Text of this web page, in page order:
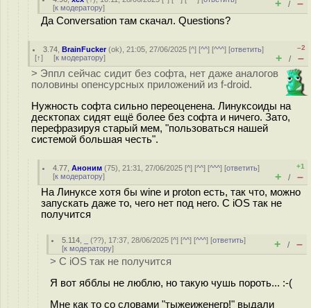
[к модератору] + / –
Да Conversation там скачал. Questions?
3.74 ,BrainFucker(ok), 21:05, 27/06/2025 [^] [^^] [^^^] [ответить]
[↑] [к модератору]
–2
+ / –
> Эппл сейчас сидит без софта, нет даже аналогов
половины опенсурсных приложений из f-droid.
Нужность софта сильно переоценена. Линуксоиды на
десктопах сидят ещё более без софта и ничего. Зато,
перефразируя старый мем, "пользоваться нашей
системой большая честь".
4.77 ,Аноним (75), 21:31, 27/06/2025 [^] [^^] [^^^] [ответить]
[к модератору]
+1
+ / –
На Линуксе хотя бы wine и proton есть, так что, можно
запускать даже то, чего нет под него. С iOS так не
получится
5.114 (??), 17:37, 28/06/2025 [^] [^^] [^^^] [ответить]
[к модератору] + / –
> С iOS так не получится
Я вот ябблы не люблю, но такую чушь пороть... :-(
Мне как то со словами "тыжеиженегр!" выдали